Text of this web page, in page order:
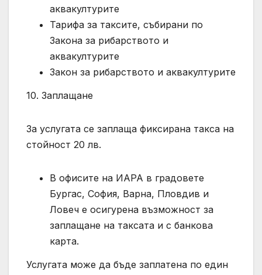
аквакултурите
Тарифа за таксите, събирани по
Закона за рибарството и
аквакултурите
Закон за рибарството и аквакултурите
10. Заплащане
За услугата се заплаща фиксирана такса на
стойност 20 лв.
В офисите на ИАРА в градовете
Бургас, София, Варна, Пловдив и
Ловеч е осигурена възможност за
заплащане на таксата и с банкова
карта.
Услугата може да бъде заплатена по един